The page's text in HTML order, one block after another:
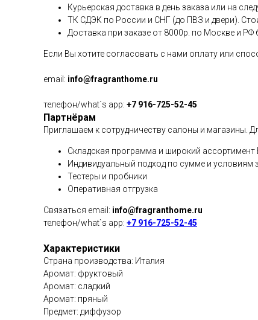
Курьерская доставка в день заказа или на
ТК СДЭК по России и СНГ (до ПВЗ и двери).
Доставка при заказе от 8000р. по Москве и РФ
Если Вы хотите согласовать с нами оплату или
email: info@fragranthome.ru
телефон/what`s app: +7 916-725-52-45
Партнёрам
Приглашаем к сотрудничеству салоны и магазины.
Складская программа и широкий
Индивидуальный подход по сумме и условиям
Тестеры и пробники
Оперативная отгрузка
Связаться email: info@fragranthome.ru
телефон/what`s app: +7 916-725-52-45
Характеристики
Страна производства: Италия
Аромат: фруктовый
Аромат: сладкий
Аромат: пряный
Предмет: диффузор